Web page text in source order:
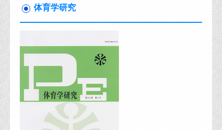
体育学研究